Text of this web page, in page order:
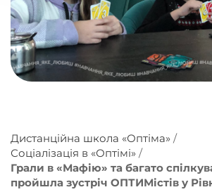
Дистанційна школа «Оптіма»
Соціалізація в «Оптімі»
Грали в «Мафію» та багато
пройшла зустріч ОПТИМістів у